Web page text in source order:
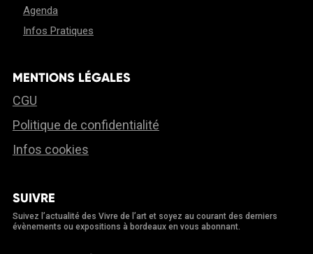
Agenda
Infos Pratiques
MENTIONS LÉGALES
CGU
Politique de confidentialité
Infos cookies
SUIVRE
Suivez l’actualité des Vivre de l’art et soyez au courant des derniers
évènements ou expositions à bordeaux en vous abonnant.